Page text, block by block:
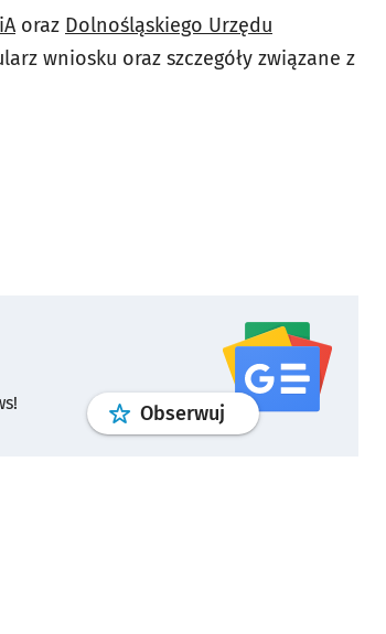
oraz Dolnośląskiego Urzędu
wniosku oraz szczegóły związane z
Obserwuj profilgoogle news